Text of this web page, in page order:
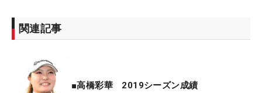
思うのは高橋彩華さん。昨シーズン、後半は特に安
定感がありました。
−その安定感はどこから生まれたのでしょうか
昨年の春先にコーチを変えました。それにより技術
関連記事
■高橋彩華 2019シーズン成績